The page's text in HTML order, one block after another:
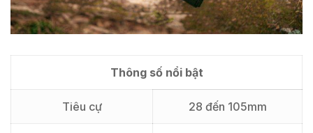
Thông số nổi bật
Tiêu cự 28 đến 105mm